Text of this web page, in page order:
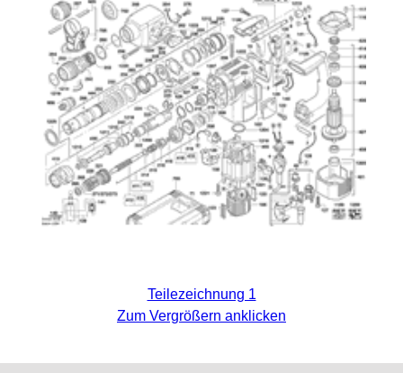
Teilezeichnung 1
Zum Vergrößern anklicken